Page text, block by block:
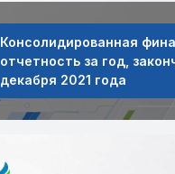
Консолидированная
отчетность за год,
декабря 2021 года